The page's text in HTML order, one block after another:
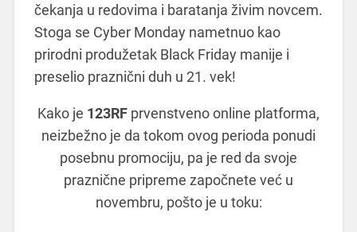
čekanja u redovima i baratanja živim novcem.
Stoga se Cyber Monday nametnuo kao
prirodni produžetak Black Friday manije i
preselio praznični duh u 21. vek!
Kako je 123RF prvenstveno online platforma,
neizbežno je da tokom ovog perioda ponudi
posebnu promociju, pa je red da svoje
praznične pripreme započnete već u
novembru, pošto je u toku: